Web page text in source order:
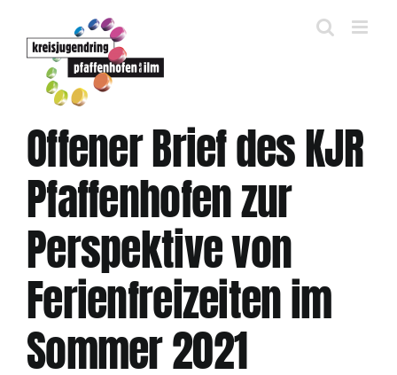
springen
Offener Brief des KJR
Pfaffenhofen zur
Perspektive von
Ferienfreizeiten im
Sommer 2021